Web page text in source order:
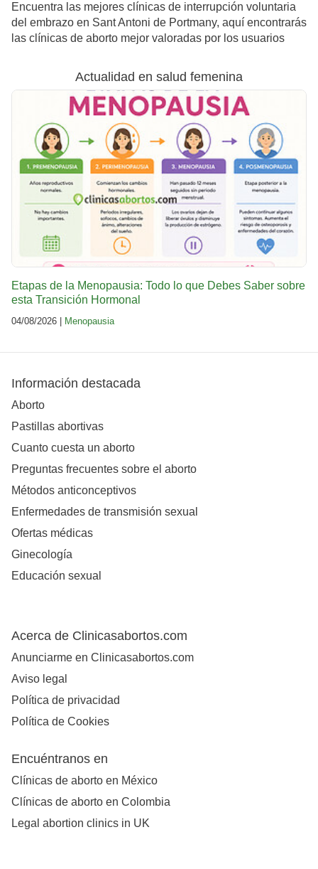
Encuentra las mejores clínicas de interrupción voluntaria
del embrazo en Sant Antoni de Portmany, aquí encontrarás
las clínicas de aborto mejor valoradas por los usuarios
Actualidad en salud femenina
Etapas de la Menopausia: Todo lo que Debes Saber sobre
esta Transición Hormonal
04/08/2026 | Menopausia
Información destacada
Aborto
Pastillas abortivas
Cuanto cuesta un aborto
Preguntas frecuentes sobre el aborto
Métodos anticonceptivos
Enfermedades de transmisión sexual
Ofertas médicas
Ginecología
Educación sexual
Acerca de Clinicasabortos.com
Anunciarme en Clinicasabortos.com
Aviso legal
Política de privacidad
Política de Cookies
Encuéntranos en
Clínicas de aborto en México
Clínicas de aborto en Colombia
Legal abortion clinics in UK